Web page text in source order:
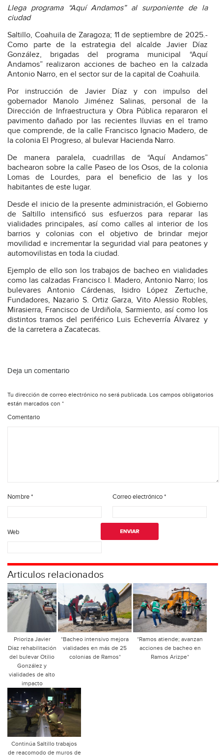
Llega programa “Aquí Andamos” al surponiente de la
ciudad
Saltillo, Coahuila de Zaragoza; 11 de septiembre de 2025.-
Como parte de la estrategia del alcalde Javier Díaz
González, brigadas del programa municipal “Aquí
Andamos” realizaron acciones de bacheo en la calzada
Antonio Narro, en el sector sur de la capital de Coahuila.
Por instrucción de Javier Díaz y con impulso del
gobernador Manolo Jiménez Salinas, personal de la
Dirección de Infraestructura y Obra Pública repararon el
pavimento dañado por las recientes lluvias en el tramo
que comprende, de la calle Francisco Ignacio Madero, de
la colonia El Progreso, al bulevar Hacienda Narro.
De manera paralela, cuadrillas de “Aquí Andamos”
bachearon sobre la calle Paseo de los Osos, de la colonia
Lomas de Lourdes, para el beneficio de las y los
habitantes de este lugar.
Desde el inicio de la presente administración, el Gobierno
de Saltillo intensificó sus esfuerzos para reparar las
vialidades principales, así como calles al interior de los
barrios y colonias con el objetivo de brindar mejor
movilidad e incrementar la seguridad vial para peatones y
automovilistas en toda la ciudad.
Ejemplo de ello son los trabajos de bacheo en vialidades
como las calzadas Francisco I. Madero, Antonio Narro; los
bulevares Antonio Cárdenas, Isidro López Zertuche,
Fundadores, Nazario S. Ortiz Garza, Vito Alessio Robles,
Mirasierra, Francisco de Urdiñola, Sarmiento, así como los
distintos tramos del periférico Luis Echeverría Álvarez y
de la carretera a Zacatecas.
Deja un comentario
Tu dirección de correo electrónico no será publicada. Los campos obligatorios
están marcados con *
Comentario
Nombre* Correo electrónico*
Web
Articulos relacionados
Prioriza Javier
Díaz rehabilitación
del bulevar Otilio
González y
vialidades de alto
impacto
*Bacheo intensivo mejora
vialidades en más de 25
colonias de Ramos*
*Ramos atiende; avanzan
acciones de bacheo en
Ramos Arizpe*
Continúa Saltillo trabajos
de reacomodo de muros de